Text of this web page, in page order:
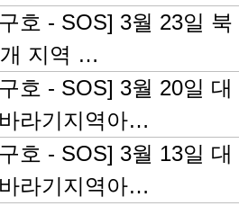
호 - SOS] 3월 23일 북
지역 …
호 - SOS] 3월 20일 대
라기지역아…
호 - SOS] 3월 13일 대
라기지역아…